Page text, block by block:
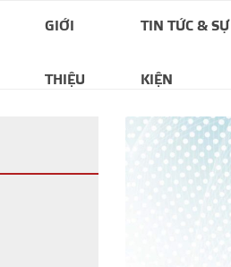
GIỚI
THIỆU
TIN TỨC & SỰ
KIỆN